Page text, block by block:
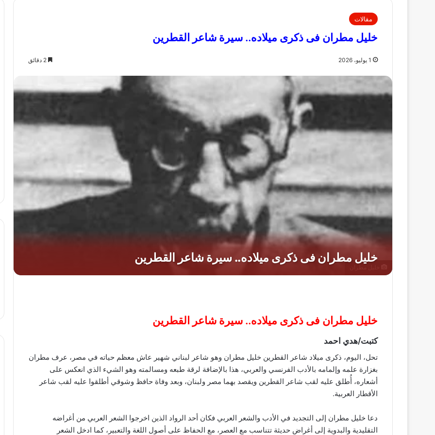
مقالات
خليل مطران فى ذكرى ميلاده.. سيرة شاعر القطرين
1 يوليو، 2026
خليل مطران فى ذكرى ميلاده.. سيرة شاعر القطرين
كتبت/هدي احمد
تحل، اليوم، ذكرى ميلاد شاعر القطرين خليل مطران وهو شاعر لبناني شهير عاش معظم حياته في مصر، عرف مطران
بغزارة علمه وإلمامه بالأدب الفرنسي والعربي، هذا بالإضافة لرقة طبعه ومسالمته وهو الشيء الذي انعكس على
أشعاره، أُطلق عليه لقب شاعر القطرين ويقصد بهما مصر ولبنان، وبعد وفاة حافظ وشوقي أطلقوا عليه لقب شاعر
الأقطار العربية.
دعا خليل مطران إلى التجديد في الأدب والشعر العربي فكان أحد الرواد الذين اخرجوا الشعر العربي من أغراضه
التقليدية والبدوية إلى أغراض حديثة تتناسب مع العصر، مع الحفاظ على أصول اللغة والتعبير، كما ادخل الشعر